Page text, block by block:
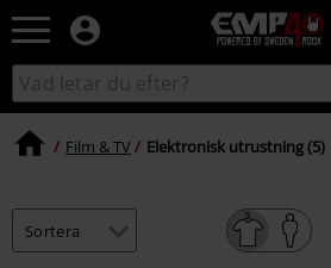
EMP
-
Musik,
TV
&
Alternativt
Mode
Sök
i
Film & TV Elektronisk utrustning (5)